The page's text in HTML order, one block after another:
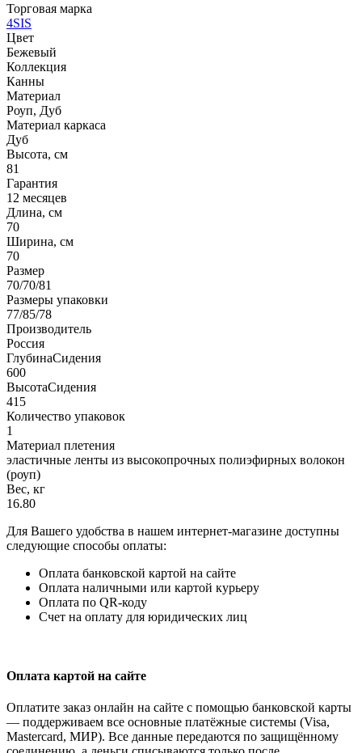
Торговая марка
4SIS
Цвет
Бежевый
Коллекция
Канны
Материал
Роуп, Дуб
Материал каркаса
Дуб
Высота, см
81
Гарантия
12 месяцев
Длина, см
70
Ширина, см
70
Размер
70/70/81
Размеры упаковки
77/85/78
Производитель
Россия
ГлубинаСидения
600
ВысотаСидения
415
Количество упаковок
1
Материал плетения
эластичные ленты из высокопрочных полиэфирных волокон
(роуп)
Вес, кг
16.80
Для Вашего удобства в нашем интернет-магазине доступны
следующие способы оплаты:
Оплата банковской картой на сайте
Оплата наличными или картой курьеру
Оплата по QR-коду
Счет на оплату для юридических лиц
Оплата картой на сайте
Оплатите заказ онлайн на сайте с помощью банковской карты
— поддерживаем все основные платёжные системы (Visa,
Mastercard, МИР). Все данные передаются по защищённому